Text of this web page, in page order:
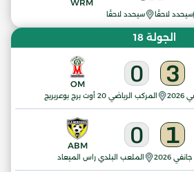
سيحدد لاحقًا سيحدد لاحقًا
WRM
الجولة 18
المركب الرياضي 20 أوت برج بوعريريج
3
0
OM
الملعب البلدي راس الميعاد
1
0
ABM